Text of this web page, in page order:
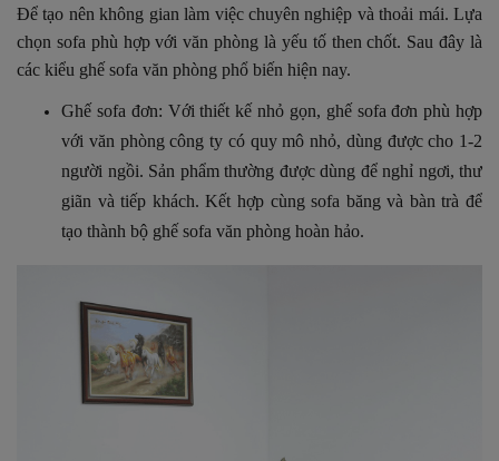
Để tạo nên không gian làm việc chuyên nghiệp và thoải mái. Lựa
chọn sofa phù hợp với văn phòng là yếu tố then chốt. Sau đây là
các kiểu ghế sofa văn phòng phổ biến hiện nay.
Ghế sofa đơn: Với thiết kế nhỏ gọn, ghế sofa đơn phù hợp
với văn phòng công ty có quy mô nhỏ, dùng được cho 1-2
người ngồi. Sản phẩm thường được dùng để nghỉ ngơi, thư
giãn và tiếp khách.Kết hợp cùng sofa băng và bàn trà để
tạo thành bộ ghế sofa văn phòng hoàn hảo.